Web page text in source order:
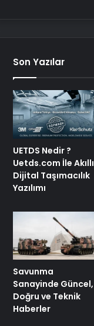
Son Yazılar
UETDS Nedir ?
Uetds.com İle Akıllı
Dijital Taşımacılık
Yazılımı
Savunma
Sanayinde Güncel,
Doğru ve Teknik
Haberler